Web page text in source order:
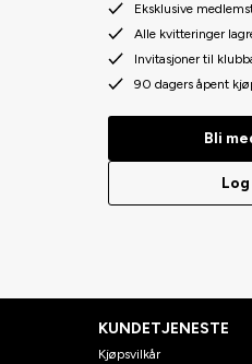
Eksklusive
Alle kvitteringer
Invitasjoner til
90 dagers åpent
Bli
KUNDETJENESTE
Kjøpsvilkår